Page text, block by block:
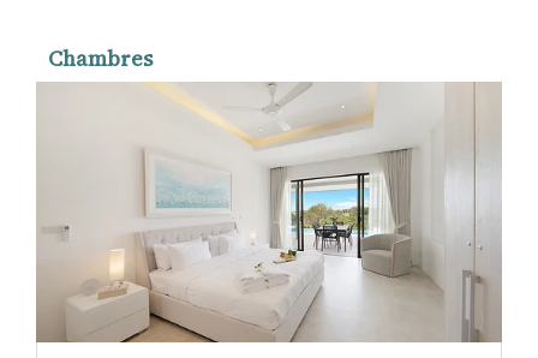
Chambres